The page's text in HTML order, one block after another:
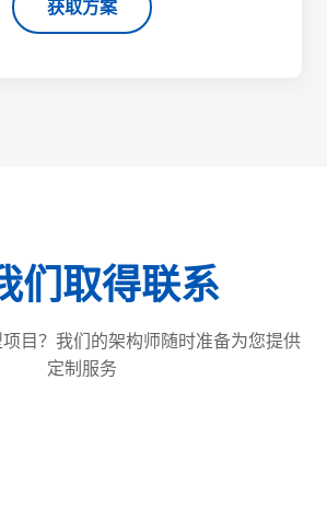
获取方案
们取得联系
目？我们的架构师随时准备为您提供
定制服务